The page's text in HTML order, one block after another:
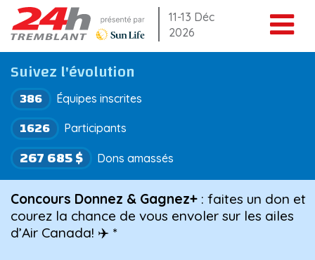
Aller
au
contenu
11-13 Déc
2026
Suivez l'évolution
386 Équipes inscrites
267 685 $ Dons amassés
1626 Participants
Concours Donnez & Gagnez+ : faites un don et
courez la chance de vous envoler sur les ailes
d’Air Canada! ✈️ *